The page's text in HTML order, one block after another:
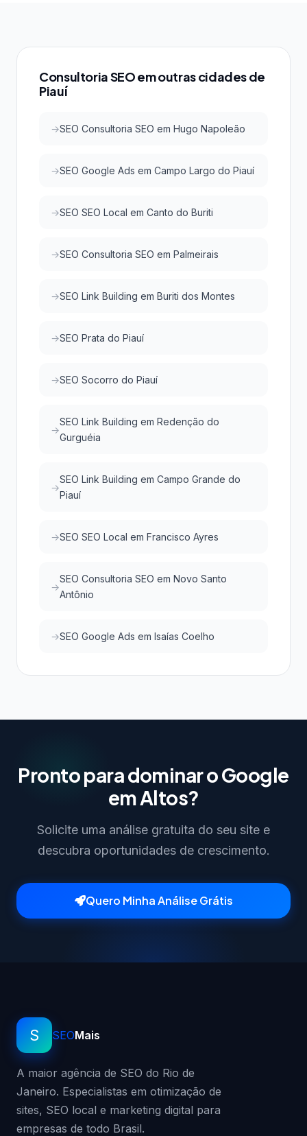
investimento acessível, atraindo clientes qualificados
Consultoria SEO em outras cidades de
Piauí
SEO Consultoria SEO em Hugo Napoleão
SEO Google Ads em Campo Largo do Piauí
SEO SEO Local em Canto do Buriti
SEO Consultoria SEO em Palmeirais
SEO Link Building em Buriti dos Montes
SEO Prata do Piauí
SEO Socorro do Piauí
SEO Link Building em Redenção do
Gurguéia
SEO Link Building em Campo Grande do
Piauí
SEO SEO Local em Francisco Ayres
SEO Consultoria SEO em Novo Santo
Antônio
SEO Google Ads em Isaías Coelho
Pronto para dominar o Google
em Altos?
Solicite uma análise gratuita do seu site e
descubra oportunidades de crescimento.
Quero Minha Análise Grátis
S SEOMais
A maior agência de SEO do Rio de
Janeiro. Especialistas em otimização de
sites, SEO local e marketing digital para
empresas de todo Brasil.